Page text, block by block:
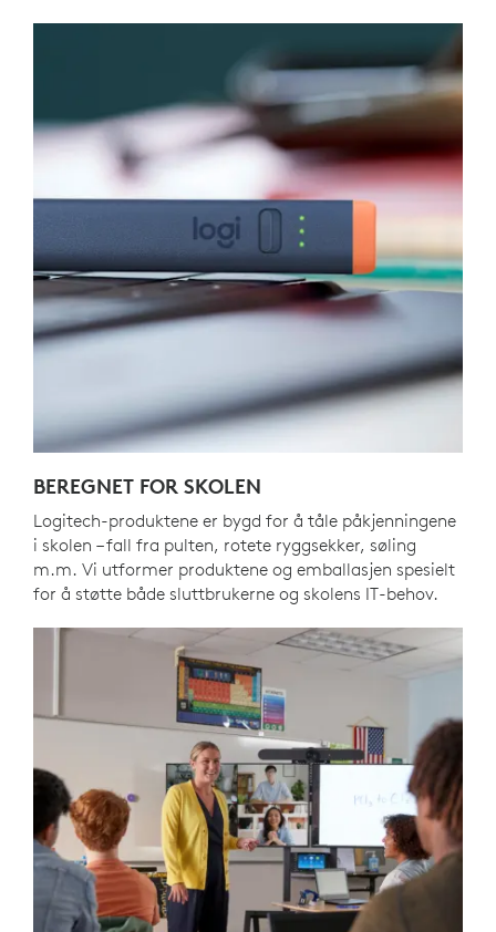
BEREGNET FOR SKOLEN
Logitech-produktene er bygd for å tåle påkjenningene
i skolen – fall fra pulten, rotete ryggsekker, søling
m.m. Vi utformer produktene og emballasjen spesielt
for å støtte både sluttbrukerne og skolens IT-behov.